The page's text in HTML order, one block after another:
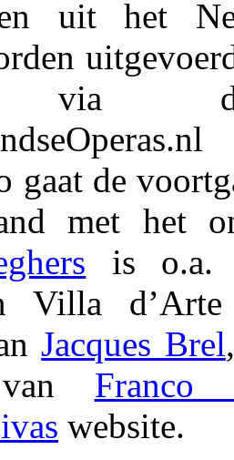
uit het
via
gaat de
met het
is o.a.
Villa
Jacques Brel
Franco
website.